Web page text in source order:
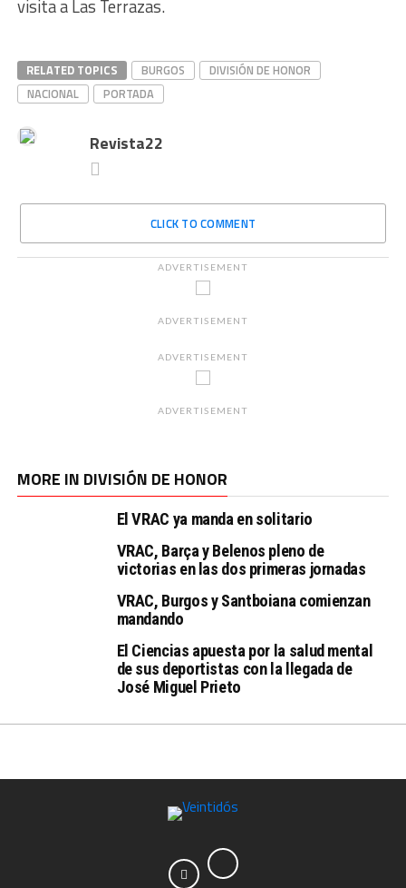
visita a Las Terrazas.
RELATED TOPICS BURGOS
DIVISIÓN DE HONOR
NACIONAL
PORTADA
Revista22
CLICK TO COMMENT
ADVERTISEMENT
ADVERTISEMENT
ADVERTISEMENT
ADVERTISEMENT
MORE IN DIVISIÓN DE HONOR
El VRAC ya manda en solitario
VRAC, Barça y Belenos pleno de
victorias en las dos primeras jornadas
VRAC, Burgos y Santboiana comienzan
mandando
El Ciencias apuesta por la salud mental
de sus deportistas con la llegada de
José Miguel Prieto